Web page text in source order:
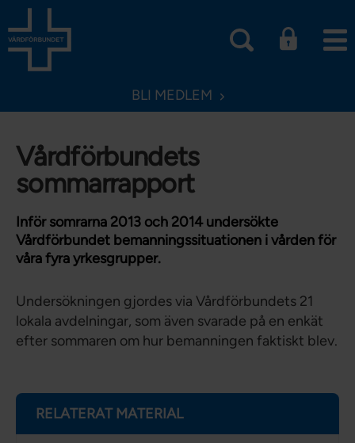
BLI MEDLEM
Vårdförbundets
sommarrapport
Inför somrarna 2013 och 2014 undersökte
Vårdförbundet bemanningssituationen i vården för
våra fyra yrkesgrupper.
Undersökningen gjordes via Vårdförbundets 21
lokala avdelningar, som även svarade på en enkät
efter sommaren om hur bemanningen faktiskt blev.
RELATERAT MATERIAL